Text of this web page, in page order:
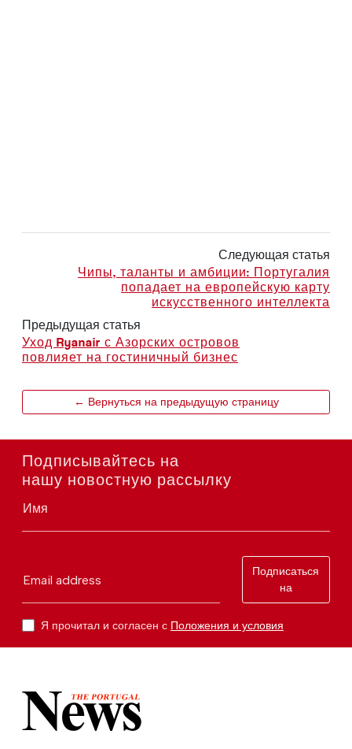
Следующая статья
Чипы, таланты и амбиции: Португалия
попадает на европейскую карту
искусственного интеллекта
Предыдущая статья
Уход Ryanair с Азорских островов
повлияет на гостиничный бизнес
← Вернуться на предыдущую страницу
Подписывайтесь на
нашу новостную рассылку
Имя
Email address
Подписаться
на
Я прочитал и согласен с Положения и условия